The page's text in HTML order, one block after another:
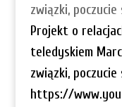
związki, poczucie
Projekt o
teledyskiem
związki, poczucie
https://